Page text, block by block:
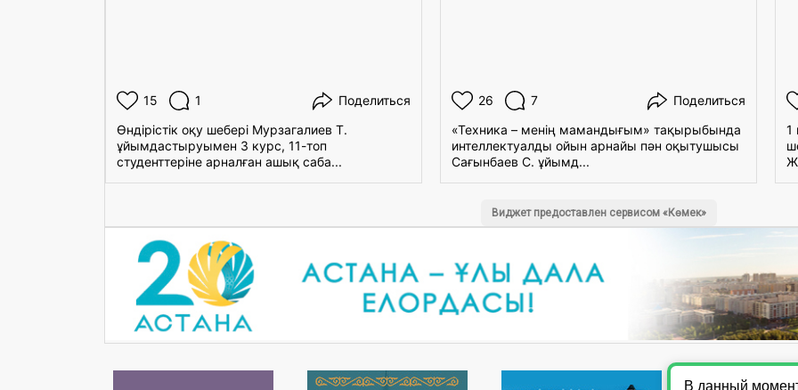
15 1
Поделиться
Өндірістік оқу шебері Мурзагалиев Т.
ұйымдастыруымен 3 курс, 11-топ
студенттеріне арналған ашық саба...
26 7
Поделиться
«Техника – менің мамандығым» тақырыбында
интеллектуалды ойын арнайы пән оқытушысы
Сағынбаев С. ұйымд...
1
Виджет предоставлен сервисом «Көмек»